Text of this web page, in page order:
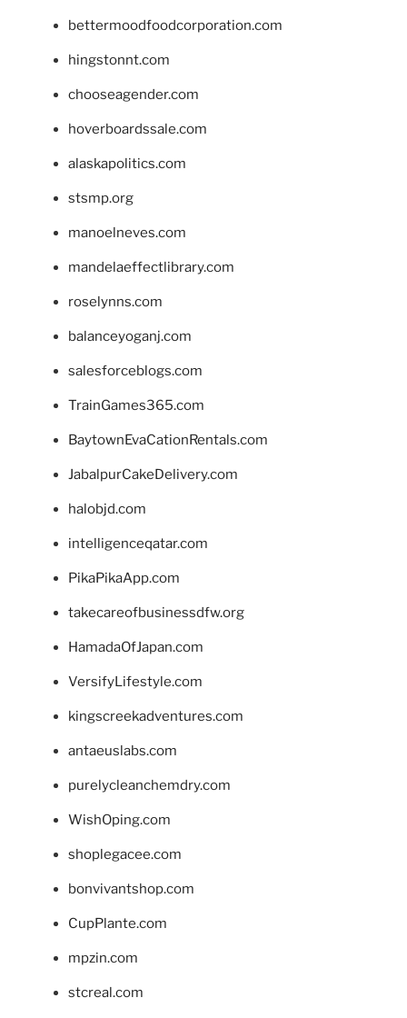
bettermoodfoodcorporation.com
hingstonnt.com
chooseagender.com
hoverboardssale.com
alaskapolitics.com
stsmp.org
manoelneves.com
mandelaeffectlibrary.com
roselynns.com
balanceyoganj.com
salesforceblogs.com
TrainGames365.com
BaytownEvaCationRentals.com
JabalpurCakeDelivery.com
halobjd.com
intelligenceqatar.com
PikaPikaApp.com
takecareofbusinessdfw.org
HamadaOfJapan.com
VersifyLifestyle.com
kingscreekadventures.com
antaeuslabs.com
purelycleanchemdry.com
WishOping.com
shoplegacee.com
bonvivantshop.com
CupPlante.com
mpzin.com
stcreal.com